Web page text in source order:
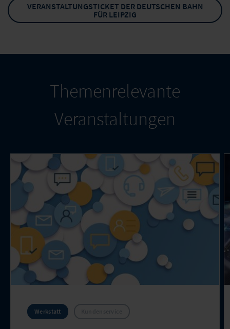
VERANSTALTUNGSTICKET DER DEUTSCHEN BAHN
FÜR LEIPZIG
Themenrelevante
Veranstaltungen
Werkstatt